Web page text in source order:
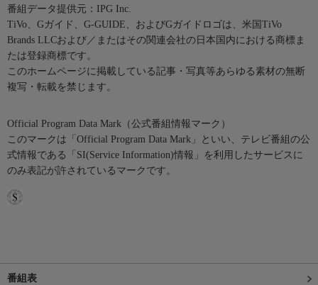
番組データ提供元：IPG Inc.
TiVo、Gガイド、G-GUIDE、およびGガイドロゴは、米国TiVo
Brands LLCおよび／またはその関連会社の日本国内における商標ま
たは登録商標です。
このホームページに掲載している記事・写真等あらゆる素材の無断
複写・転載を禁じます。
Official Program Data Mark（公式番組情報マーク）
このマークは「Official Program Data Mark」といい、テレビ番組の公
式情報である「SI(Service Information)情報」を利用したサービスに
のみ表記が許されているマークです。
番組表